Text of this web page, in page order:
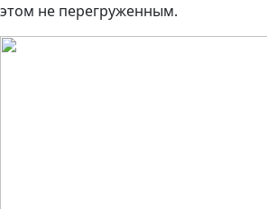
этом не перегруженным.